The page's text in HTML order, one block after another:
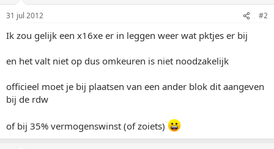
31 jul 2012 #2
Ik zou gelijk een x16xe er in leggen weer wat pktjes er bij
en het valt niet op dus omkeuren is niet noodzakelijk
officieel moet je bij plaatsen van een ander blok dit aangeven
bij de rdw
of bij 35% vermogenswinst (of zoiets)